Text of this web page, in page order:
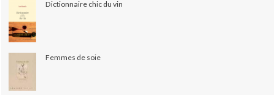
Dictionnaire chic du vin
Femmes de soie